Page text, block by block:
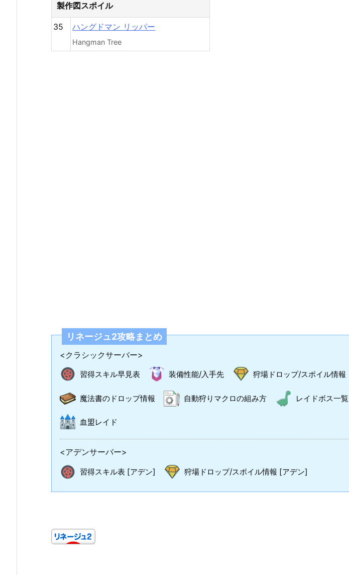
製作図スポイル
35 ハングドマン リッパー
Hangman Tree
リネージュ2攻略まとめ
<クラシックサーバー>
習得スキル早見表 装備性能/入手先 狩場ドロップ/スポイル情報
魔法書のドロップ情報 自動狩りマクロの組み方 レイドボス一覧
血盟レイド
<アデンサーバー>
習得スキル表 [アデン] 狩場ドロップ/スポイル情報 [アデン]